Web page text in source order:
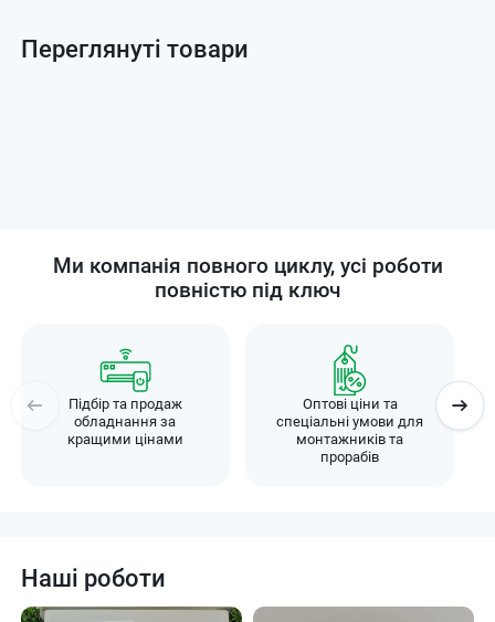
Переглянуті товари
Ми компанія повного циклу, усі роботи
повністю під ключ
Підбір та продаж
обладнання за
кращими цінами
Оптові ціни та
спеціальні умови для
монтажників та
прорабів
Наші роботи